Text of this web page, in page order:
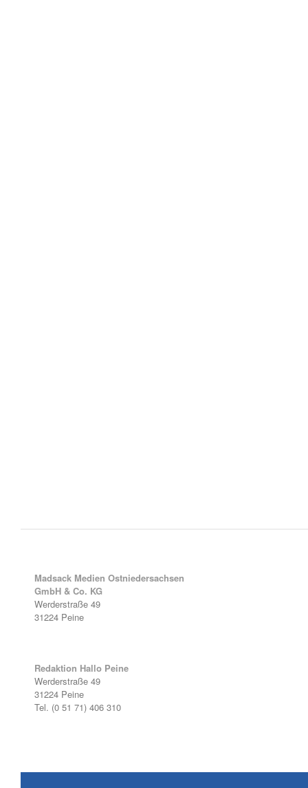
Madsack Medien Ostniedersachsen
GmbH & Co. KG
Werderstraße 49
31224 Peine
Redaktion Hallo Peine
Werderstraße 49
31224 Peine
Tel. (0 51 71) 406 310